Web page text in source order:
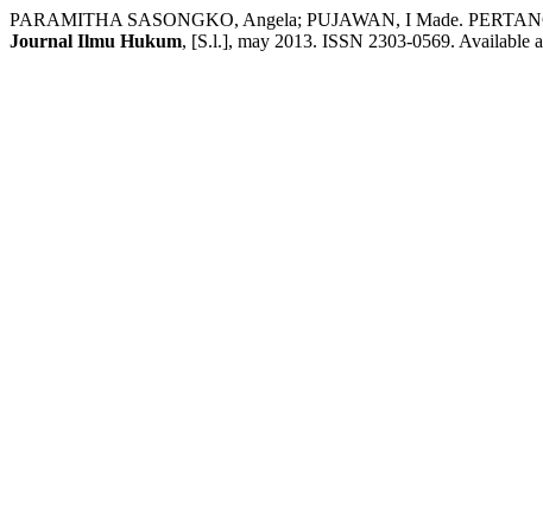
PARAMITHA SASONGKO, Angela; PUJAWAN, I Made.
Journal Ilmu Hukum, [S.l.], may 2013. ISSN 2303-0569. Available